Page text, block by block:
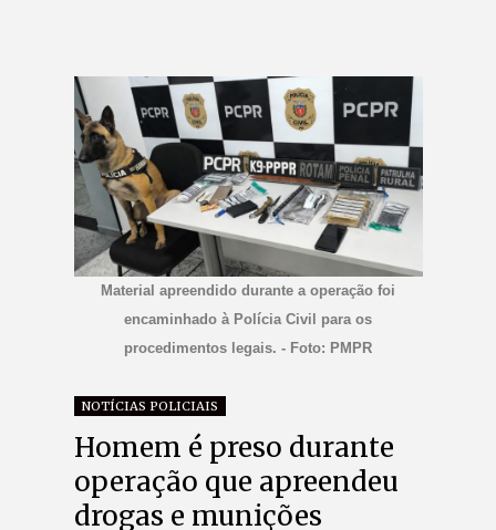
Material apreendido durante a operação foi
encaminhado à Polícia Civil para os
procedimentos legais. - Foto: PMPR
NOTÍCIAS POLICIAIS
Homem é preso durante
operação que apreendeu
drogas e munições